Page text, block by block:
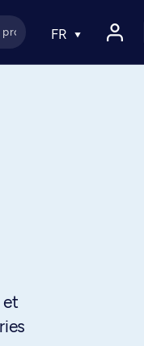
FR
et